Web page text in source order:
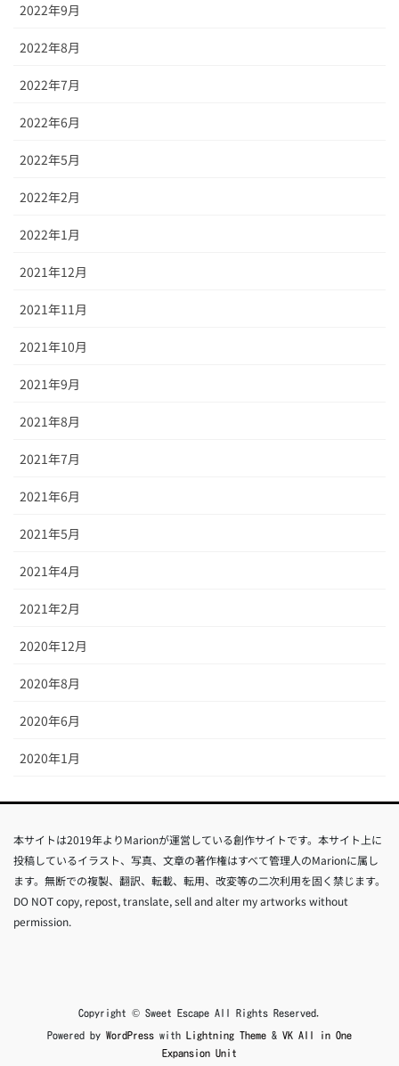
2022年9月
2022年8月
2022年7月
2022年6月
2022年5月
2022年2月
2022年1月
2021年12月
2021年11月
2021年10月
2021年9月
2021年8月
2021年7月
2021年6月
2021年5月
2021年4月
2021年2月
2020年12月
2020年8月
2020年6月
2020年1月
本サイトは2019年よりMarionが運営している創作サイトです。本サイト上に
投稿しているイラスト、写真、文章の著作権はすべて管理人のMarionに属し
ます。無断での複製、翻訳、転載、転用、改変等の二次利用を固く禁じます。
DO NOT copy, repost, translate, sell and alter my artworks without
permission.
Copyright © Sweet Escape All Rights Reserved.
Powered by WordPress with Lightning Theme & VK All in One
Expansion Unit